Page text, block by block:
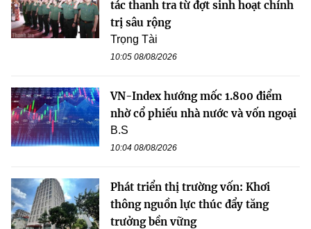
tác thanh tra từ đợt sinh hoạt chính
trị sâu rộng
Trọng Tài
10:05 08/08/2026
VN-Index hướng mốc 1.800 điểm
nhờ cổ phiếu nhà nước và vốn ngoại
B.S
10:04 08/08/2026
Phát triển thị trường vốn: Khơi
thông nguồn lực thúc đẩy tăng
trưởng bền vững